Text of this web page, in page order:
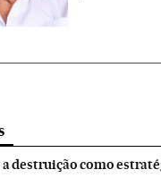
destruição como